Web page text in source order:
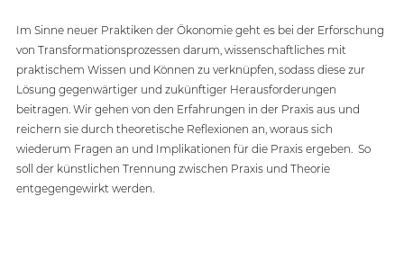
Im Sinne neuer Praktiken der Ökonomie geht es bei der Erforschung
von Transformationsprozessen darum, wissenschaftliches mit
praktischem Wissen und Können zu verknüpfen, sodass diese zur
Lösung gegenwärtiger und zukünftiger Herausforderungen
beitragen. Wir gehen von den Erfahrungen in der Praxis aus und
reichern sie durch theoretische Reflexionen an, woraus sich
wiederum Fragen an und Implikationen für die Praxis ergeben.  So
soll der künstlichen Trennung zwischen Praxis und Theorie
entgegengewirkt werden.